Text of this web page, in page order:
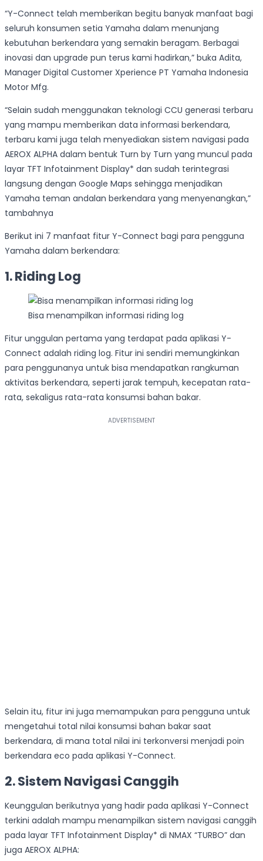
“Y-Connect telah memberikan begitu banyak manfaat bagi
seluruh konsumen setia Yamaha dalam menunjang
kebutuhan berkendara yang semakin beragam. Berbagai
inovasi dan upgrade pun terus kami hadirkan,” buka Adita,
Manager Digital Customer Xperience PT Yamaha Indonesia
Motor Mfg.
“Selain sudah menggunakan teknologi CCU generasi terbaru
yang mampu memberikan data informasi berkendara,
terbaru kami juga telah menyediakan sistem navigasi pada
AEROX ALPHA dalam bentuk Turn by Turn yang muncul pada
layar TFT Infotainment Display* dan sudah terintegrasi
langsung dengan Google Maps sehingga menjadikan
Yamaha teman andalan berkendara yang menyenangkan,”
tambahnya
Berikut ini 7 manfaat fitur Y-Connect bagi para pengguna
Yamaha dalam berkendara:
1. Riding Log
Bisa menampilkan informasi riding log
Fitur unggulan pertama yang terdapat pada aplikasi Y-
Connect adalah riding log. Fitur ini sendiri memungkinkan
para penggunanya untuk bisa mendapatkan rangkuman
aktivitas berkendara, seperti jarak tempuh, kecepatan rata-
rata, sekaligus rata-rata konsumsi bahan bakar.
Selain itu, fitur ini juga memampukan para pengguna untuk
mengetahui total nilai konsumsi bahan bakar saat
berkendara, di mana total nilai ini terkonversi menjadi poin
berkendara eco pada aplikasi Y-Connect.
2. Sistem Navigasi Canggih
Keunggulan berikutnya yang hadir pada aplikasi Y-Connect
terkini adalah mampu menampilkan sistem navigasi canggih
pada layar TFT Infotainment Display* di NMAX “TURBO” dan
juga AEROX ALPHA: